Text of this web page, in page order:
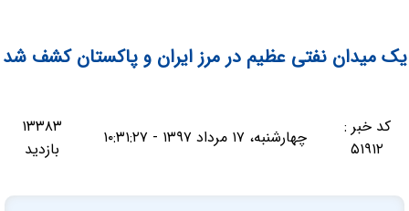
یک میدان نفتی عظیم در مرز ایران و پاکستان کشف شد
کد خبر :
۵۱۹۱۲
چهارشنبه، ۱۷ مرداد ۱۳۹۷ - ۱۰:۳۱:۲۷
۱۳۳۸۳
بازدید